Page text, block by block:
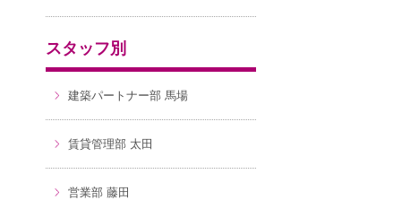
スタッフ別
建築パートナー部 馬場
賃貸管理部 太田
営業部 藤田